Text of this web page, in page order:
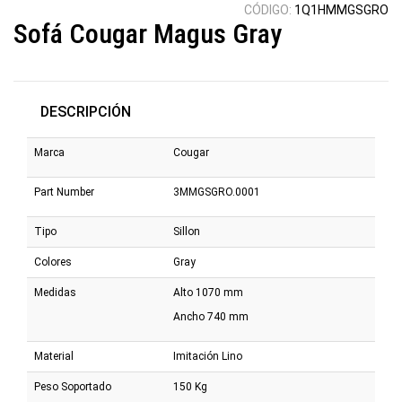
CÓDIGO: 1Q1HMMGSGRO
Sofá Cougar Magus Gray
DESCRIPCIÓN
Marca Cougar
Part Number 3MMGSGRO.0001
Tipo Sillon
Colores Gray
Medidas
Alto 1070 mm
Ancho 740 mm
Material Imitación Lino
Peso Soportado 150 Kg